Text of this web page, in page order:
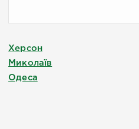
Херсон
Миколаїв
Одеса